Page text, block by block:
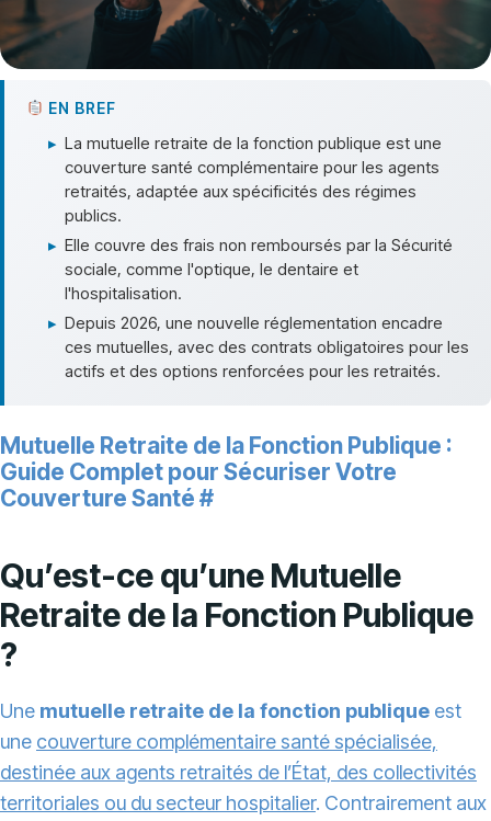
EN BREF
▸ La mutuelle retraite de la fonction publique est une
couverture santé complémentaire pour les agents
retraités, adaptée aux spécificités des régimes
publics.
▸ Elle couvre des frais non remboursés par la Sécurité
sociale, comme l'optique, le dentaire et
l'hospitalisation.
▸ Depuis 2026, une nouvelle réglementation encadre
ces mutuelles, avec des contrats obligatoires pour les
actifs et des options renforcées pour les retraités.
Mutuelle Retraite de la Fonction Publique :
Guide Complet pour Sécuriser Votre
Couverture Santé #
Qu’est-ce qu’une Mutuelle
Retraite de la Fonction Publique
?
Une mutuelle retraite de la fonction publique est
une couverture complémentaire santé spécialisée,
destinée aux agents retraités de l’État, des collectivités
territoriales ou du secteur hospitalier. Contrairement aux